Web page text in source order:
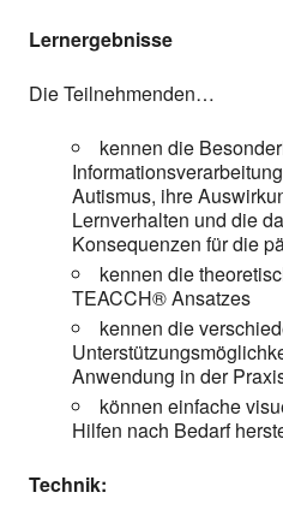
Lernergebnisse
Die Teilnehmenden…
kennen die
Autismus, ihre
Lernverhalten und die
Konsequenzen für die
kennen die
TEACCH® Ansatzes
kennen die
Anwendung in der
können einfache
Hilfen nach Bedarf
Technik: